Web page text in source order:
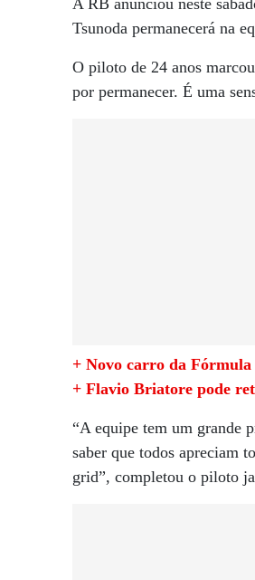
A RB anunciou neste
Tsunoda permanecerá na
O piloto de 24 anos
por permanecer. É uma
+ Novo carro da
+ Flavio Briatore pode
“A equipe tem um grande
saber que todos apreciam
grid”, completou o piloto